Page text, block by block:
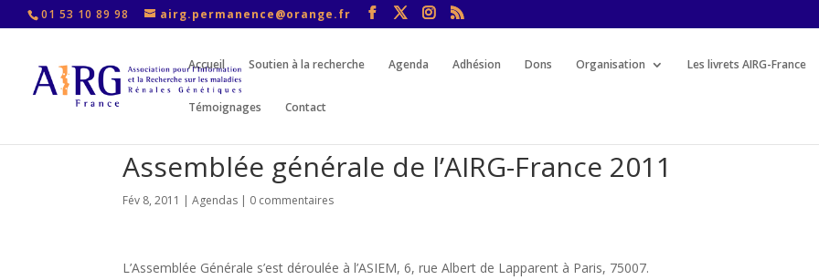
01 53 10 89 98 airg.permanence@orange.fr
Accueil Soutien à la recherche Agenda Adhésion Dons Organisation Les livrets AIRG-France
Témoignages Contact
Assemblée générale de l’AIRG-France 2011
Fév 8, 2011 |Agendas | 0 commentaires
L’Assemblée Générale s’est déroulée à l’ASIEM, 6, rue Albert de Lapparent à Paris, 75007.